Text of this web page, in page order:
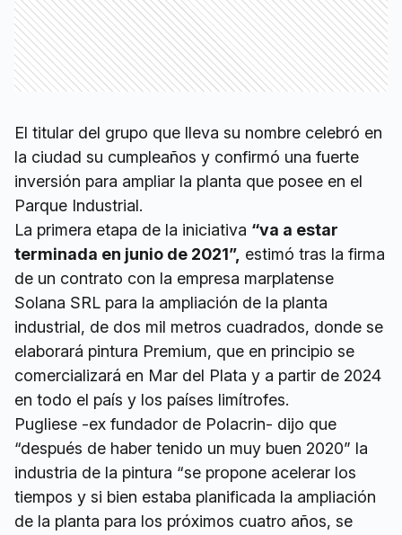
El titular del grupo que lleva su nombre celebró en
la ciudad su cumpleaños y confirmó una fuerte
inversión para ampliar la planta que posee en el
Parque Industrial.
La primera etapa de la iniciativa “va a estar
terminada en junio de 2021”, estimó tras la firma
de un contrato con la empresa marplatense
Solana SRL para la ampliación de la planta
industrial, de dos mil metros cuadrados, donde se
elaborará pintura Premium, que en principio se
comercializará en Mar del Plata y a partir de 2024
en todo el país y los países limítrofes.
Pugliese -ex fundador de Polacrin- dijo que
“después de haber tenido un muy buen 2020” la
industria de la pintura “se propone acelerar los
tiempos y si bien estaba planificada la ampliación
de la planta para los próximos cuatro años, se